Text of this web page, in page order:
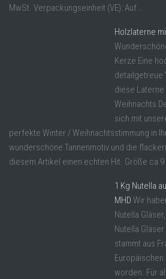
MwSt. Verpackungseinheit (VE): Auf ...
Holzlaterne
Kerze Eine
detailgetreue
diese
Weihnachts
sich mit
perfekte Winter / Weihnachtsstimmung in
wunderschöne Tannenmotiv und die
diesem Artikel einen echten Hit. Größe ca 9
1 Kg Nutella
MHD Wir
Nutella
Nutella
stammt aus
worden. Für